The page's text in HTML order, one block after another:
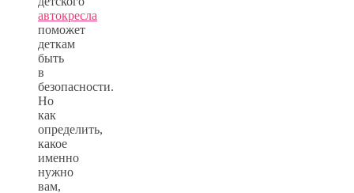
автокресла
поможет
деткам
быть
в
безопасности.
Но
как
определить,
какое
именно
нужно
вам,